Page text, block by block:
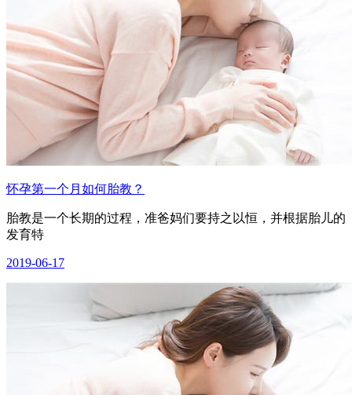
怀孕第一个月如何胎教？
胎教是一个长期的过程，准爸妈们要持之以恒，并根据胎儿的
发育特
2019-06-17